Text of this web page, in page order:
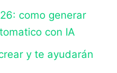
como generar
con IA
y te ayudarán